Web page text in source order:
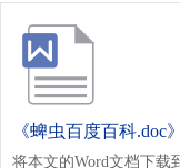
《蜱虫百度百科.doc》
将本文的Word文档下载